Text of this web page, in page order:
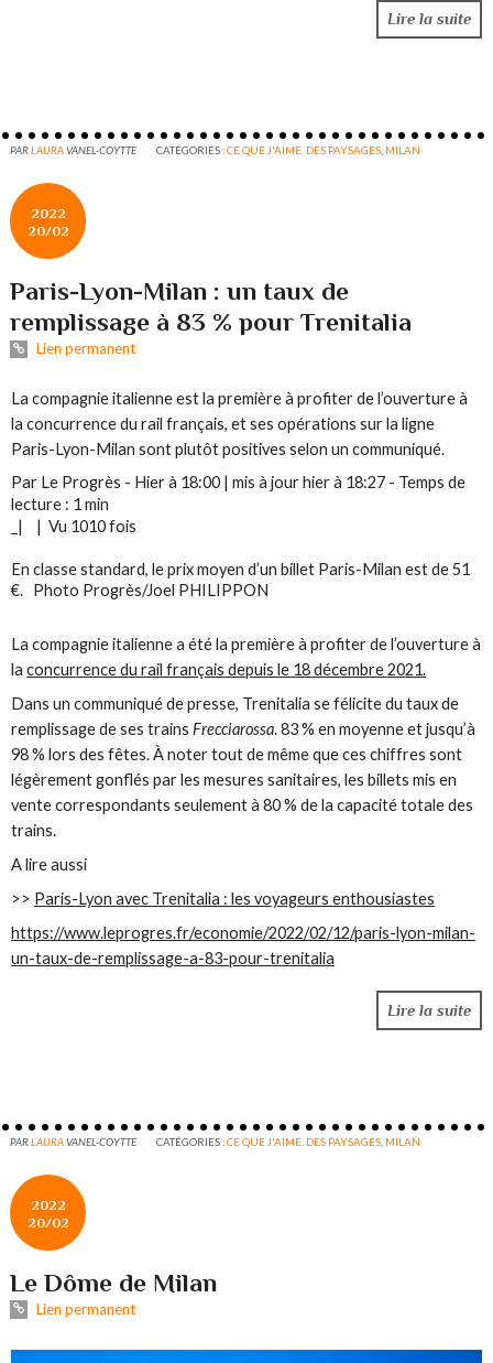
Lire la suite
PARLAURAVANEL-COYTTE CATÉGORIES :CE QUE J'AIME. DES PAYSAGES MILAN
2022
20/02
Paris-Lyon-Milan : un taux de
remplissage à 83 % pour Trenitalia
Lien permanent
La compagnie italienne est la première à profiter de l’ouverture à
la concurrence du rail français, et ses opérations sur la ligne
Paris-Lyon-Milan sont plutôt positives selon un communiqué.
Par Le Progrès - Hier à 18:00 | mis à jour hier à 18:27 - Temps de
lecture : 1 min
|
| Vu 1010 fois
En classe standard, le prix moyen d’un billet Paris-Milan est de 51
€. Photo Progrès/Joel PHILIPPON
La compagnie italienne a été la première à profiter de l’ouverture à
laconcurrence du rail français depuis le 18 décembre 2021.
Dans un communiqué de presse, Trenitalia se félicite du taux de
remplissage de ses trainsFrecciarossa. 83 % en moyenne et jusqu’à
98 % lors des fêtes. À noter tout de même que ces chiffres sont
légèrement gonflés par les mesures sanitaires, les billets mis en
vente correspondants seulement à 80 % de la capacité totale des
trains.
A lire aussi
>> Paris-Lyon avec Trenitalia : les voyageurs enthousiastes
https://www.leprogres.fr/economie/2022/02/12/paris-lyon-milan-
un-taux-de-remplissage-a-83-pour-trenitalia
Lire la suite
PARLAURAVANEL-COYTTE CATÉGORIES :CE QUE J'AIME. DES PAYSAGES MILAN
2022
20/02
Le Dôme de Milan
Lien permanent